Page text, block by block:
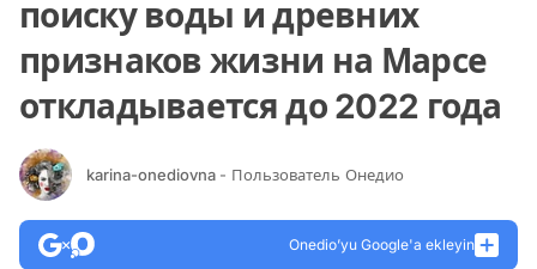
поиску воды и древних
признаков жизни на Марсе
откладывается до 2022 года
karina-onediovna - Пользователь Онедио
Onedio’yu Google'a ekleyin